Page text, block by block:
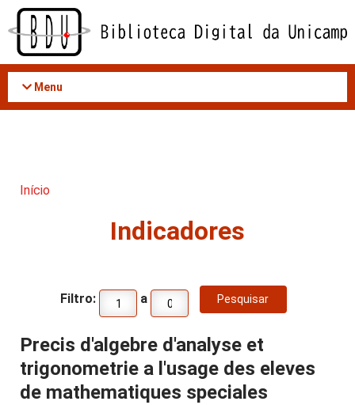
Acessar
conteúdo
Menu
Início
Indicadores
Filtro: a
Precis d'algebre d'analyse et
trigonometrie a l'usage des eleves
de mathematiques speciales